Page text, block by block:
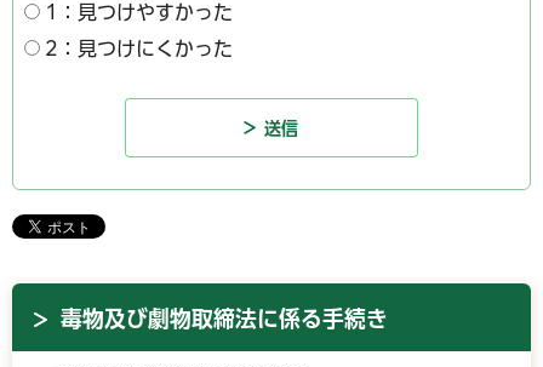
1：見つけやすかった
2：見つけにくかった
毒物及び劇物取締法に係る手続き